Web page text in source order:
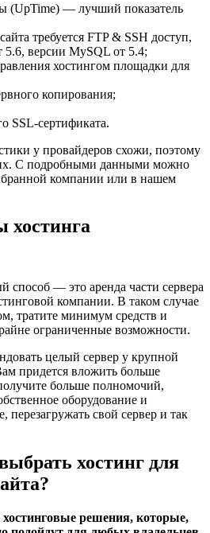
(UpTime) — лучший показатель
требуется FTP & SSH доступ,
5.6, версии MySQL от 5.4;
хостингом площадки для
копирования;
SSL-сертификата.
у провайдеров схожи, поэтому
С подробными данными можно
компании или в нашем
хостинга
— это аренда части сервера
компании. В таком случае
тратите минимум средств и
ограниченные возможности.
целый сервер у крупной
придется вложить больше
больше полномочий,
оборудование и
перезагружать свой сервер и так
хостинг для
решения, которые,